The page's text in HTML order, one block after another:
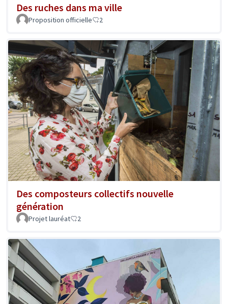
Des ruches dans ma ville
Proposition officielle 2
Des composteurs collectifs nouvelle
génération
Projet lauréat 2